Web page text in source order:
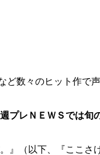
ど数々のヒット作で
週プレＮＥＷＳでは旬
』（以下、『ここ